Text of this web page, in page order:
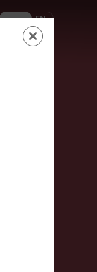
ES EN
LOGIN
de